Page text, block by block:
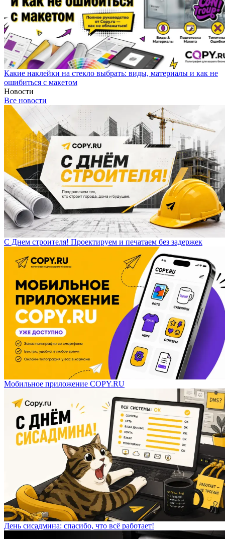
Какие наклейки на стекло выбрать: виды, материалы и как не
ошибиться с макетом
Новости
Все новости
С Днем строителя! Проектируем и печатаем без задержек
Мобильное приложение COPY.RU
День сисадмина: спасибо, что всё работает!